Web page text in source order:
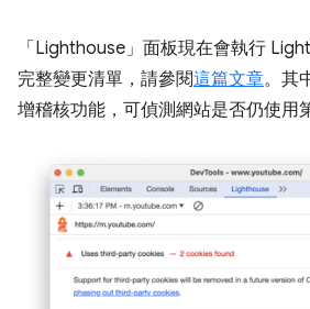
「Lighthouse」 面板現在會執行
完整變更清單，請參閱這篇文章。其
增稽核功能，可偵測網站是否仍使用